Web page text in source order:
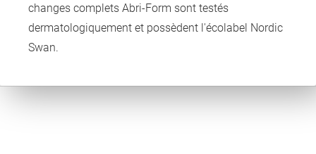
changes complets Abri-Form sont testés
dermatologiquement et possèdent l'écolabel Nordic
Swan.